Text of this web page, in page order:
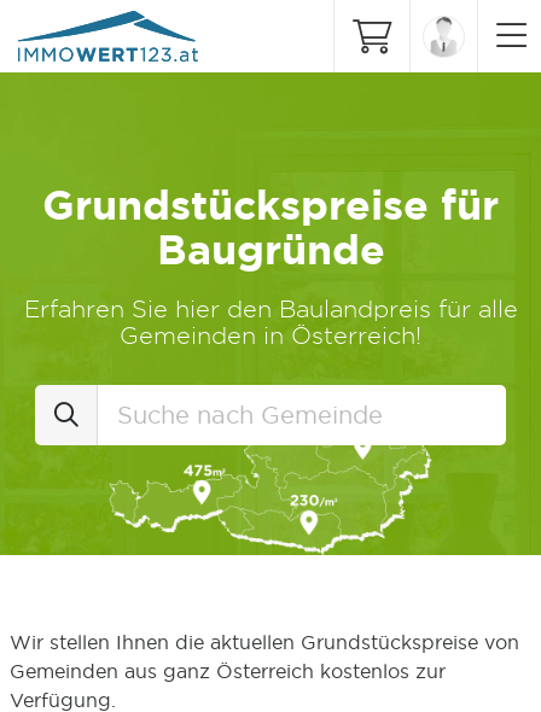
Grundstückspreise für
Baugründe
Erfahren Sie hier den Baulandpreis für alle
Gemeinden in Österreich!
Wir stellen Ihnen die aktuellen Grundstückspreise von
Gemeinden aus ganz Österreich kostenlos zur
Verfügung.